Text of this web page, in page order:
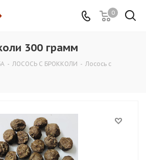
0
300 грамм
- ЛОСОСЬ С БРОККОЛИ - Лосось с